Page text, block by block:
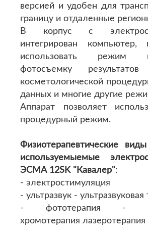
версией и удобен для
границу и отдаленные
В корпус с
интегрирован компьютер,
использовать режим
фотосъемку результатов
косметологической
данных и многие другие
Аппарат позволяет
процедурный режим.
Физиотерапевтические
используемыемые
ЭСМА 12SK "Кавалер":
- электростимуляция
- ультразвук - ультразвуковая
- фототерапия -
хромотерапия лазеротерапия